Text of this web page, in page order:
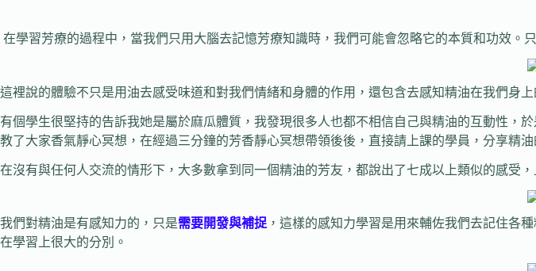
在學習芳療的過程中，當我們只用大腦去記憶芳療知識時，我們可能會忽略它的本質和功效。
這裡說的體驗不只是用油去感受味道和對我們情緒和身體的作用，還包含去感知精油在我們身上
有個學生很堅持的告訴我她是屬於麻瓜體質，我發現很多人也都不相信自己與精油的互動性，
教了大家香氣靜心冥想，在經過三分鐘的芳香靜心冥想帶領後後，直接請上課的學員，分享精油
在沒有與任何人交流的情形下，大多數拿到同一個精油的芳友，都說出了七成以上類似的感受
我們對精油是有感知力的，只是需要開發與補捉，這樣的感知力學習是用來輔佐我們去記住各
在學習上很大的分別。